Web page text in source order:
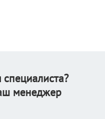
менеджер